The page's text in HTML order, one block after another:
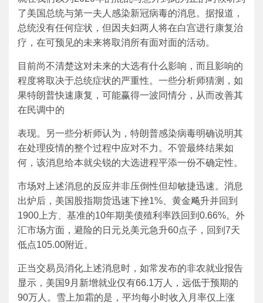
了美国总统与第一夫人感染新冠病毒的消息。据报道，
总统没有任何症状，但因夫妇两人将在白宫进行康复治
疗，在可预见的未来将取消所有面对面的活动。
目前尚不清楚这对未来的大选有什么影响，而且影响的
程度将取决于总统症状的严重性。一些分析师猜测，如
果特朗普快速康复，可能赢得一波同情分，从而改善其
在民调中的
表现。另一些分析师认为，特朗普感染病毒明确说明其
在处理疫情的整个过程中应对不力。不管最终结果如
何，该消息给本就尖锐的大选进程平添一份不确定性。
市场对上述消息的反应并非压倒性但却敏捷迅速。消息
出炉后，美国股指期货迅速下挫1%、黄金飚升并回到
1900上方、基准的10年期美债殖利率跌回到0.66%。外
汇市场方面，避险的日元兑美元急升60点子，回到7天
低点105.00附近。
正当交易员消化上述消息时，如常发布的非农就业报告
显示，美国9月新增就业仅有66.1万人，远低于预期的
90万人。雪上加霜的是，平均每小时收入月率仅上涨